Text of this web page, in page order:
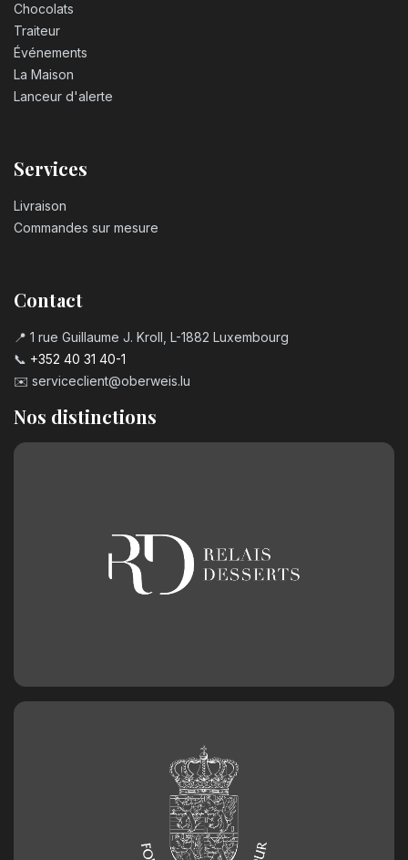
Chocolats
Traiteur
Événements
La Maison
Lanceur d'alerte
Services
Livraison
Commandes sur mesure
Contact
📍 1 rue Guillaume J. Kroll, L-1882 Luxembourg
📞 +352 40 31 40-1
✉️ serviceclient@oberweis.lu
Nos distinctions